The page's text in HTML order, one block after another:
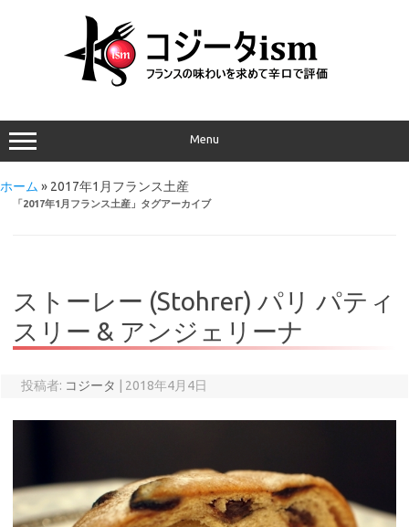
Menu
ホーム » 2017年1月フランス土産
「2017年1月フランス土産 」タグアーカイブ
ストーレー (Stohrer) パリ パティ
スリー & アンジェリーナ
投稿者: コジータ 2018年4月4日